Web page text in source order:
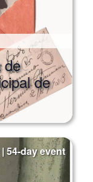
de
de
54-day event